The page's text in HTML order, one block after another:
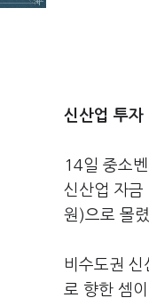
신산업 투
14일 중소
신산업 자
원)으로 몰
비수도권
로 향한 셈